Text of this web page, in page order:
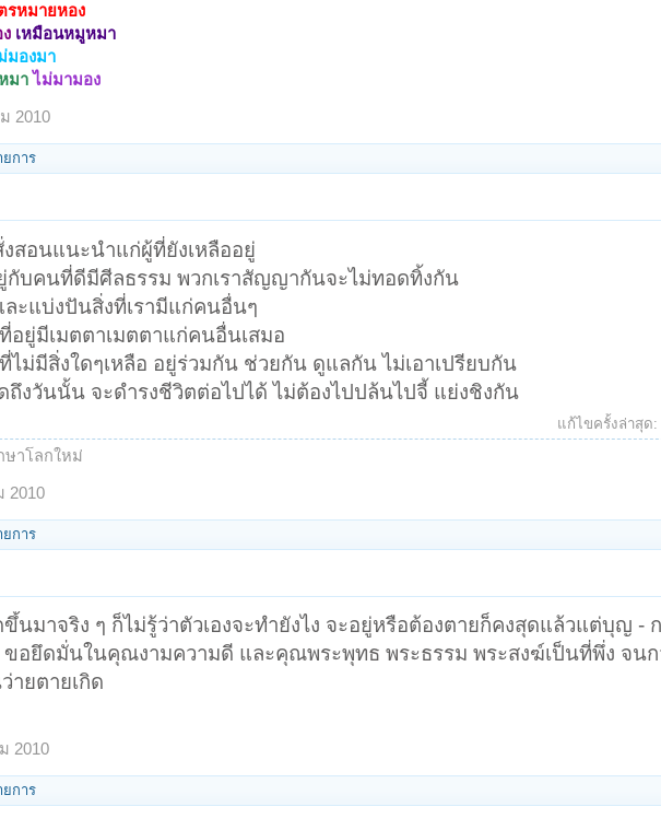
รหมายหอง
เหมือนหมูหมา
มองมา
มาไม่มามอง
2010
ยการ
สอนแนะนำแก่ผู้ที่ยังเหลืออยู่
กับคนที่ดีมีศีลธรรม พวกเราสัญญากันจะไม่ทอดทิ้งกัน
ะแบ่งปันสิ่งที่เรามีแก่คนอื่นๆ
อยู่มีเมตตาเมตตาแก่คนอื่นเสมอ
ม่มีสิ่งใดๆเหลือ อยู่ร่วมกัน ช่วยกัน ดูแลกัน ไม่เอาเปรียบกัน
ถึงวันนั้น จะดำรงชีวิตต่อไปได้ ไม่ต้องไปปล้นไปจี้ แย่งชิงกัน
แก้ไขครั้งล่าสุด:
าโลกใหม่
2010
ยการ
ขึ้นมาจริง ๆ ก็ไม่รู้ว่าตัวเองจะทำยังไง จะอยู่หรือต้องตายก็คงสุดแล้วแต่บุญ -
อยึดมั่นในคุณงามความดี และคุณพระพุทธ พระธรรม พระสงฆ์เป็นที่พึ่ง จน
ายตายเกิด
2010
ยการ